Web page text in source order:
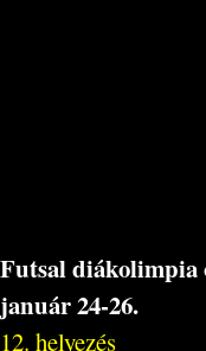
Futsal diákolimpia
január 24-26.
12. helyezés